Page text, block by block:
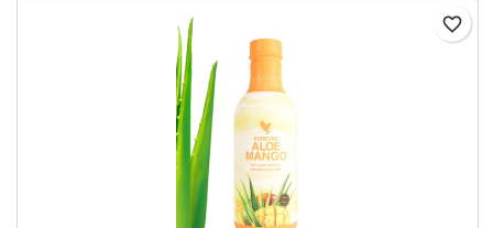
favorite_border